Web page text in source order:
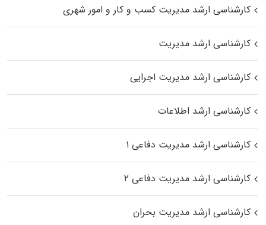
کارشناسی ارشد مدیریت کسب و کار و امور شهری
کارشناسی ارشد مدیریت
کارشناسی ارشد مدیریت اجرایی
کارشناسی ارشد اطلاعات
کارشناسی ارشد مدیریت دفاعی ۱
کارشناسی ارشد مدیریت دفاعی ۲
کارشناسی ارشد مدیریت بحران